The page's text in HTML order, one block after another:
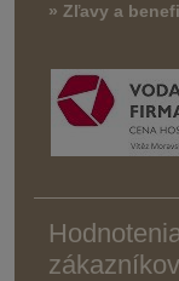
» Zľavy a
zákazníkov